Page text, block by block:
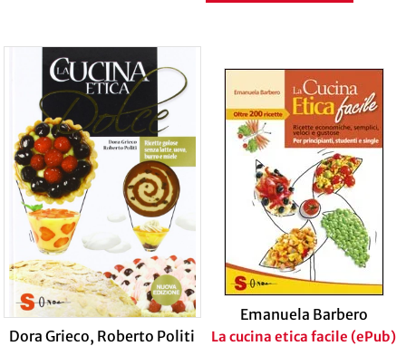
Dora Grieco, Roberto Politi
Emanuela Barbero
La cucina etica facile (ePub)